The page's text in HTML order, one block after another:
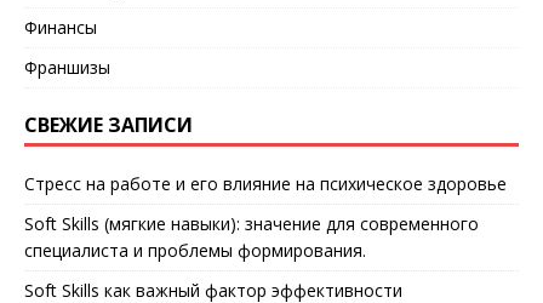
Финансы
Франшизы
СВЕЖИЕ ЗАПИСИ
Стресс на работе и его влияние на психическое здоровье
Soft Skills (мягкие навыки): значение для современного
специалиста и проблемы формирования.
Soft Skills как важный фактор эффективности